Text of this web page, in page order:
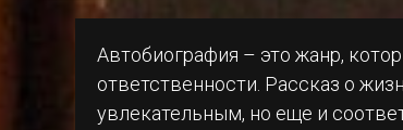
Автобиография – это жанр,
ответственности. Рассказ о
увлекательным, но еще и